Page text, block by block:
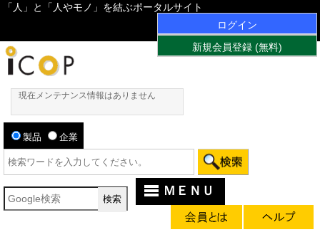
「人」と「人やモノ」を結ぶポータルサイト
ログイン
新規会員登録 (無料)
現在メンテナンス情報はありません
製品 企業
ＭＥＮＵ